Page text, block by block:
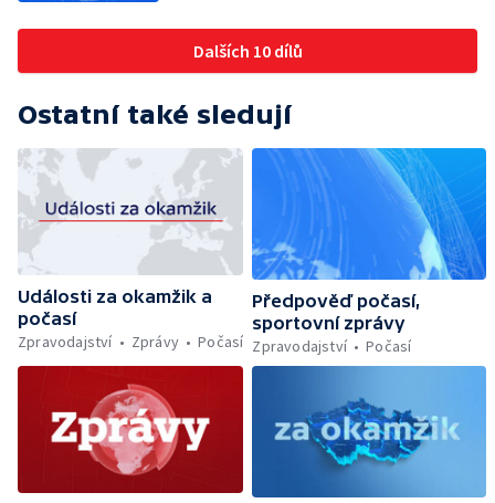
Dalších 10 dílů
Ostatní také sledují
Události za okamžik a
počasí
Zpravodajství
Zprávy Počasí
Předpověď počasí,
sportovní zprávy
Zpravodajství
Počasí